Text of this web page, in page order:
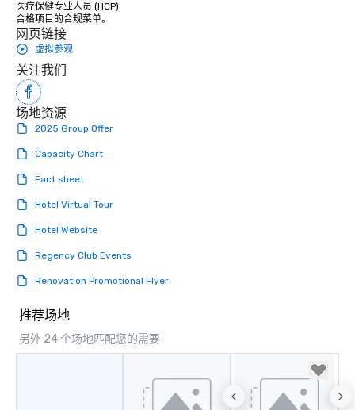
医疗保健专业人员 (HCP)
合格项目的合规菜单。
网页链接
虚拟参观
关注我们
场地资源
2025 Group Offer
Capacity Chart
Fact sheet
Hotel Virtual Tour
Hotel Website
Regency Club Events
Renovation Promotional Flyer
推荐场地
另外 24 个场地匹配您的需要